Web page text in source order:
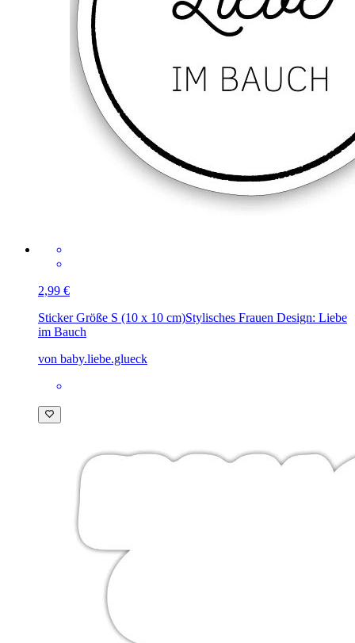
2,99 €
Sticker Größe S (10 x 10 cm)Stylisches Frauen Design: Liebe
im Bauch
von baby.liebe.glueck